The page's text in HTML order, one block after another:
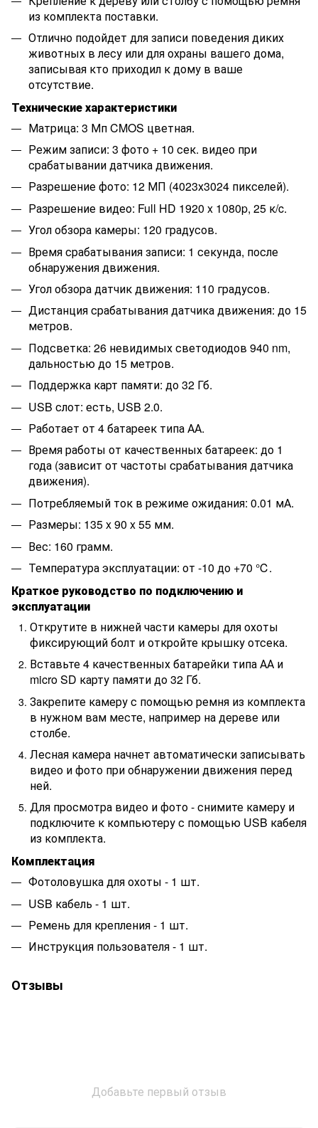
из комплекта поставки.
Отлично подойдет для записи поведения диких
животных в лесу или для охраны вашего дома,
записывая кто приходил к дому в ваше
отсутствие.
Технические характеристики
Матрица: 3 Мп CMOS цветная.
Режим записи: 3 фото + 10 сек. видео при
срабатывании датчика движения.
Разрешение фото: 12 МП (4023х3024 пикселей).
Разрешение видео: Full HD 1920 x 1080p, 25 к/c.
Угол обзора камеры: 120 градусов.
Время срабатывания записи: 1 секунда, после
обнаружения движения.
Угол обзора датчик движения: 110 градусов.
Дистанция срабатывания датчика движения: до 15
метров.
Подсветка: 26 невидимых светодиодов 940 nm,
дальностью до 15 метров.
Поддержка карт памяти: до 32 Гб.
USB слот: есть, USB 2.0.
Работает от 4 батареек типа АА.
Время работы от качественных батареек: до 1
года (зависит от частоты срабатывания датчика
движения).
Потребляемый ток в режиме ожидания: 0.01 мА.
Размеры: 135 x 90 x 55 мм.
Вес: 160 грамм.
Температура эксплуатации: от -10 до +70 ℃.
Краткое руководство по подключению и
эксплуатации
Открутите в нижней части камеры для охоты
фиксирующий болт и откройте крышку отсека.
Вставьте 4 качественных батарейки типа АА и
micro SD карту памяти до 32 Гб.
Закрепите камеру с помощью ремня из комплекта
в нужном вам месте, например на дереве или
столбе.
Лесная камера начнет автоматически записывать
видео и фото при обнаружении движения перед
ней.
Для просмотра видео и фото - снимите камеру и
подключите к компьютеру с помощью USB кабеля
из комплекта.
Комплектация
Фотоловушка для охоты - 1 шт.
USB кабель - 1 шт.
Ремень для крепления - 1 шт.
Инструкция пользователя - 1 шт.
Отзывы
Добавьте первый отзыв